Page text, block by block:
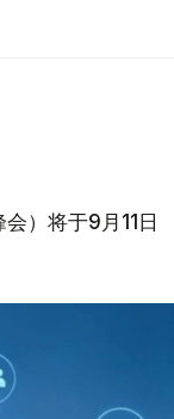
）将于9月11日